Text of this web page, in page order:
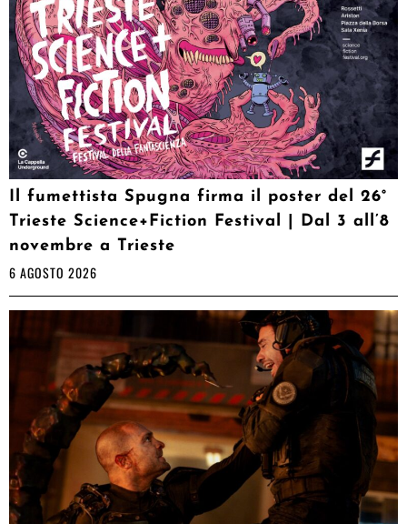
Il fumettista Spugna firma il poster del 26°
Trieste Science+Fiction Festival | Dal 3 all’8
novembre a Trieste
6 AGOSTO 2026